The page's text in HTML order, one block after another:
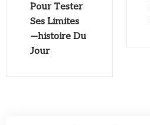
Pour Tester
Ses Limites
—histoire Du
Jour